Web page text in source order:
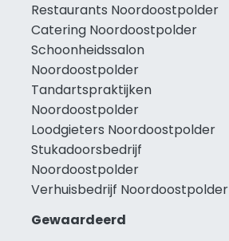
Restaurants Noordoostpolder
Catering Noordoostpolder
Schoonheidssalon
Noordoostpolder
Tandartspraktijken
Noordoostpolder
Loodgieters Noordoostpolder
Stukadoorsbedrijf
Noordoostpolder
Verhuisbedrijf Noordoostpolder
Gewaardeerd